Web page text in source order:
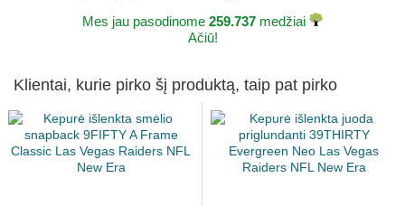
Mes jau pasodinome 259.737 medžiai
Ačiū!
Klientai, kurie pirko šį produktą, taip pat pirko